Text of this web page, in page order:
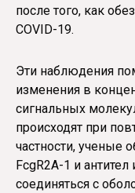
после того, как
COVID-19.
Эти наблюдения
изменения в
сигнальных
происходят при
частности, ученые
FcgR2A-1 и
соединяться с